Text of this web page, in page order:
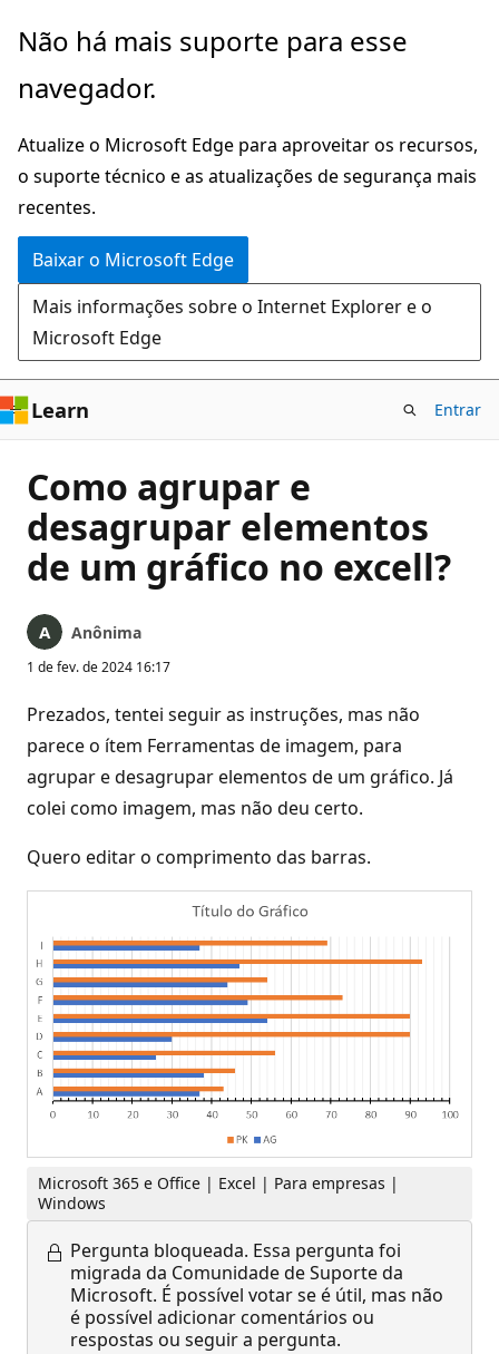
Pular
o
principal
Não há mais suporte para esse
navegador.
Atualize o Microsoft Edge para aproveitar os recursos,
o suporte técnico e as atualizações de segurança mais
recentes.
Baixar o Microsoft Edge
Mais informações sobre o Internet Explorer e o
Microsoft Edge
Learn Entrar
Como agrupar e
desagrupar elementos
de um gráfico no excell?
Anônima
1 de fev. de 2024 16:17
Prezados, tentei seguir as instruções, mas não
parece o ítem Ferramentas de imagem, para
agrupar e desagrupar elementos de um gráfico. Já
colei como imagem, mas não deu certo.
Quero editar o comprimento das barras.
Microsoft 365 e Office | Excel | Para empresas |
Windows
Pergunta bloqueada. Essa pergunta foi
migrada da Comunidade de Suporte da
Microsoft. É possível votar se é útil, mas não
é possível adicionar comentários ou
respostas ou seguir a pergunta.